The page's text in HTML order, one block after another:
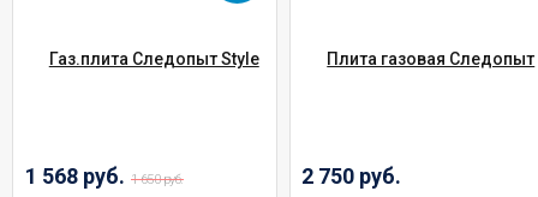
1 568 руб. 1 650 руб. 2 750 руб.